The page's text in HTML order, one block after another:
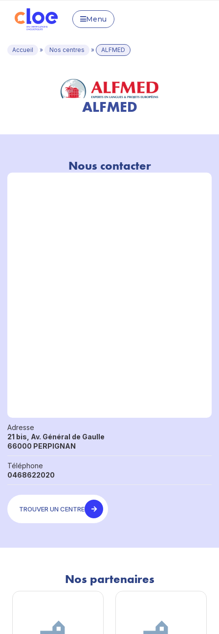
Menu
Accueil » Nos centres » ALFMED
ALFMED
Nous contacter
Adresse
21 bis, Av. Général de Gaulle
66000 PERPIGNAN
Téléphone
0468622020
TROUVER UN CENTRE
Nos partenaires